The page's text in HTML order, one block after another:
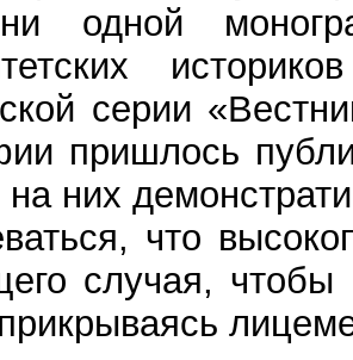
одной
серии
пришлось
на них
что
случая, чтобы